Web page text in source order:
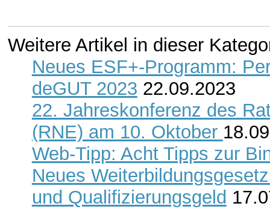
Weitere Artikel in dieser
Neues ESF+-Programm:
deGUT 2023 22.09.2023
22. Jahreskonferenz des
(RNE) am 10. Oktober
Web-Tipp: Acht Tipps zur
Neues
und Qualifizierungsgeld